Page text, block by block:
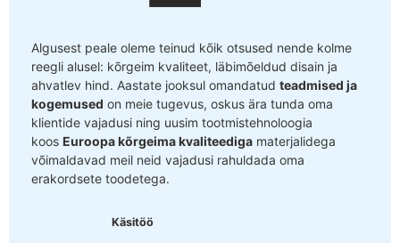
Algusest peale oleme teinud kõik otsused nende kolme
reegli alusel: kõrgeim kvaliteet, läbimõeldud disain ja
ahvatlev hind. Aastate jooksul omandatud teadmised ja
kogemused on meie tugevus, oskus ära tunda oma
klientide vajadusi ning uusim tootmistehnoloogia
koos Euroopa kõrgeima kvaliteediga materjalidega
võimaldavad meil neid vajadusi rahuldada oma
erakordsete toodetega.
Käsitöö